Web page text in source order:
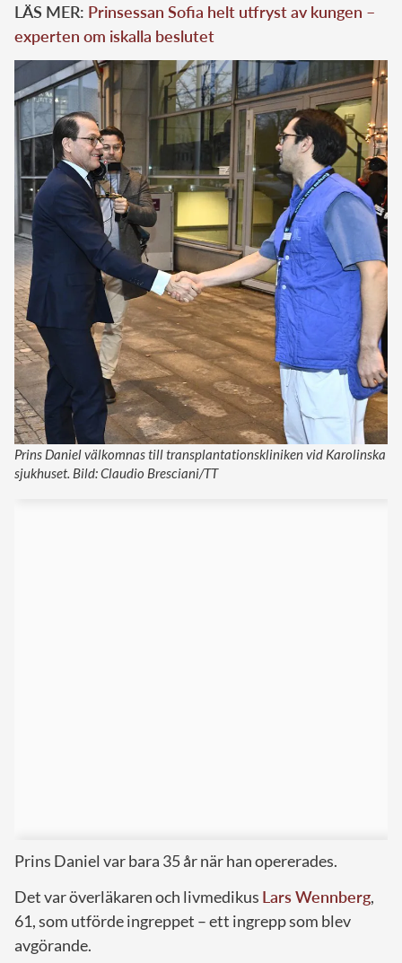
LÄS MER: Prinsessan Sofia helt utfryst av kungen –
experten om iskalla beslutet
Prins Daniel välkomnas till transplantationskliniken vid Karolinska
sjukhuset. Bild: Claudio Bresciani/TT
Prins Daniel var bara 35 år när han opererades.
Det var överläkaren och livmedikus Lars Wennberg,
61, som utförde ingreppet – ett ingrepp som blev
avgörande.